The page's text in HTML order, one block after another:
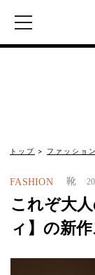
トップ ファッション
FASHION 靴
これぞ大
ィ】の新